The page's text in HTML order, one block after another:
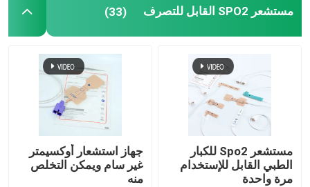
كابلات المعدات الطبية
مستشعر SPO2 القابل للتصرف (33)
مستشعر Spo2 للكبار
الطبي القابل للإستخدام
مرة واحدة
جهاز استشعار أوكسيمتر
غير سام ويمكن التخلص
منه